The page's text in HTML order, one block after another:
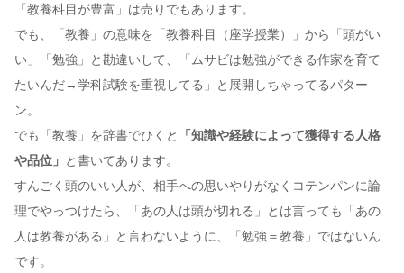
「教養科目が豊富」は売りでもあります。
でも、「教養」の意味を「教養科目（座学授業）」から「頭がい
い」「勉強」と勘違いして、「ムサビは勉強ができる作家を育て
たいんだ→学科試験を重視してる」と展開しちゃってるパター
ン。
でも「教養」を辞書でひくと
「知識や経験によって獲得する人格
や品位」 と書いてあります。
すんごく頭のいい人が、相手への思いやりがなくコテンパンに論
理でやっつけたら、「あの人は頭が切れる」とは言っても「あの
人は教養がある」と言わないように、「勉強＝教養」ではないん
です。